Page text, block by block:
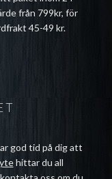
från 799kr, för
45-49 kr.
god tid på dig att
hittar du all